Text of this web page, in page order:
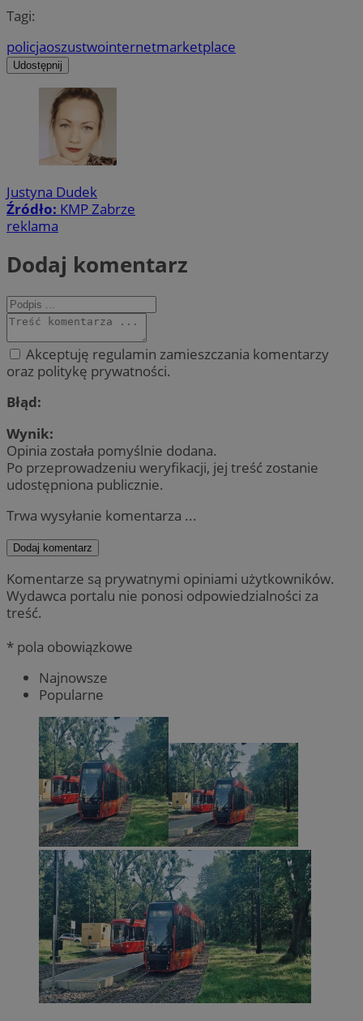
Tagi:
policjaoszustwointernetmarketplace
Udostępnij
Justyna Dudek
Źródło: KMP Zabrze
reklama
Dodaj komentarz
Akceptuję regulamin zamieszczania komentarzy
oraz politykę prywatności.
Błąd:
Wynik:
Opinia została pomyślnie dodana.
Po przeprowadzeniu weryfikacji, jej treść zostanie
udostępniona publicznie.
Trwa wysyłanie komentarza ...
Dodaj komentarz
Komentarze są prywatnymi opiniami użytkowników.
Wydawca portalu nie ponosi odpowiedzialności za
treść.
* pola obowiązkowe
Najnowsze
Popularne